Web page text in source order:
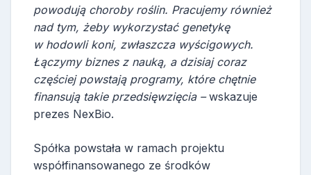
powodują choroby roślin. Pracujemy również
nad tym, żeby wykorzystać genetykę
w hodowli koni, zwłaszcza wyścigowych.
Łączymy biznes z nauką, a dzisiaj coraz
częściej powstają programy, które chętnie
finansują takie przedsięwzięcia –wskazuje
prezes NexBio.
Spółka powstała w ramach projektu
współfinansowanego ze środków